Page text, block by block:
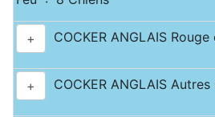
+ COCKER ANGLAIS
+ COCKER ANGLAIS